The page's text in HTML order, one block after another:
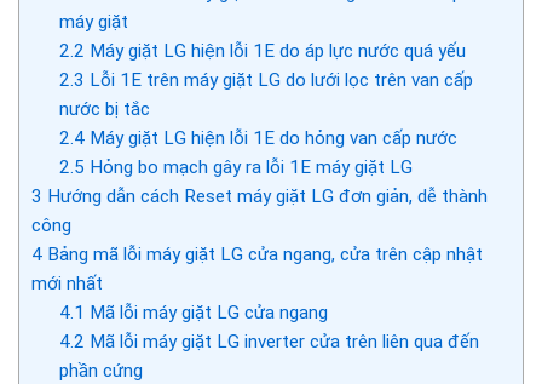
máy giặt
2.2 Máy giặt LG hiện lỗi 1E do áp lực nước quá yếu
2.3 Lỗi 1E trên máy giặt LG do lưới lọc trên van cấp
nước bị tắc
2.4Máy giặt LG hiện lỗi 1E do hỏng van cấp nước
2.5 Hỏng bo mạch gây ra lỗi 1E máy giặt LG
3 Hướng dẫn cách Reset máy giặt LG đơn giản, dễ thành
công
4 Bảng mã lỗi máy giặt LG cửa ngang, cửa trên cập nhật
mới nhất
4.1 Mã lỗi máy giặt LG cửa ngang
4.2 Mã lỗi máy giặt LG inverter cửa trên liên qua đến
phần cứng